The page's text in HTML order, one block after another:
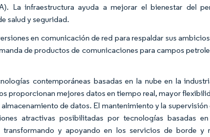
La infraestructura ayuda a mejorar el bienestar del
salud y seguridad.
en comunicación de red para respaldar sus
de productos de comunicaciones para campos
contemporáneas basadas en la nube en la
proporcionan mejores datos en tiempo real, mayor
de datos. El mantenimiento y la
atractivas posibilitadas por tecnologías basadas
transformando y apoyando en los servicios de borde y